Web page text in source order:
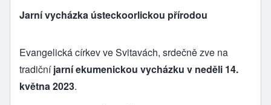
Jarní vycházka ústeckoorlickou přírodou
Evangelická církev ve Svitavách, srdečně zve na
tradičníjarní ekumenickou vycházku v neděli 14.
května 2023.